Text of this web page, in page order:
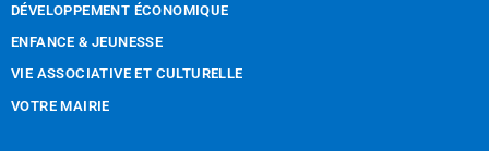
DÉVELOPPEMENT ÉCONOMIQUE
ENFANCE & JEUNESSE
VIE ASSOCIATIVE ET CULTURELLE
VOTRE MAIRIE